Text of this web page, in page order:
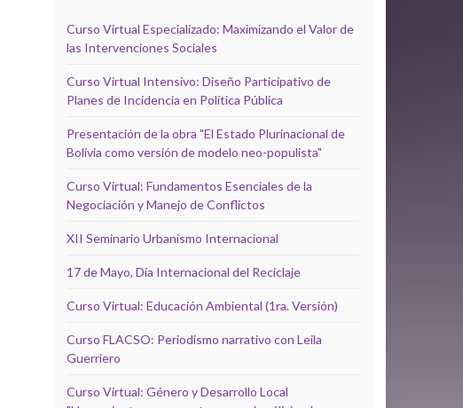
Curso Virtual Especializado: Maximizando el Valor de
las Intervenciones Sociales
Curso Virtual Intensivo: Diseño Participativo de
Planes de Incidencia en Política Pública
Presentación de la obra "El Estado Plurinacional de
Bolivia como versión de modelo neo-populista"
Curso Virtual: Fundamentos Esenciales de la
Negociación y Manejo de Conflictos
XII Seminario Urbanismo Internacional
17 de Mayo, Día Internacional del Reciclaje
Curso Virtual: Educación Ambiental (1ra. Versión)
Curso FLACSO: Periodismo narrativo con Leila
Guerriero
Curso Virtual: Género y Desarrollo Local